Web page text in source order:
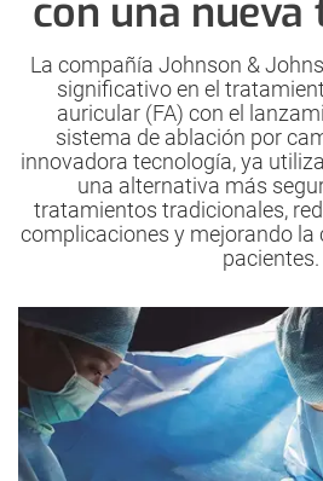
con una nueva
La compañía Johnson &
significativo en el
auricular (FA) con el
sistema de ablación por
innovadora tecnología, ya
una alternativa más
tratamientos tradicionales,
complicaciones y mejorando la
pacientes.